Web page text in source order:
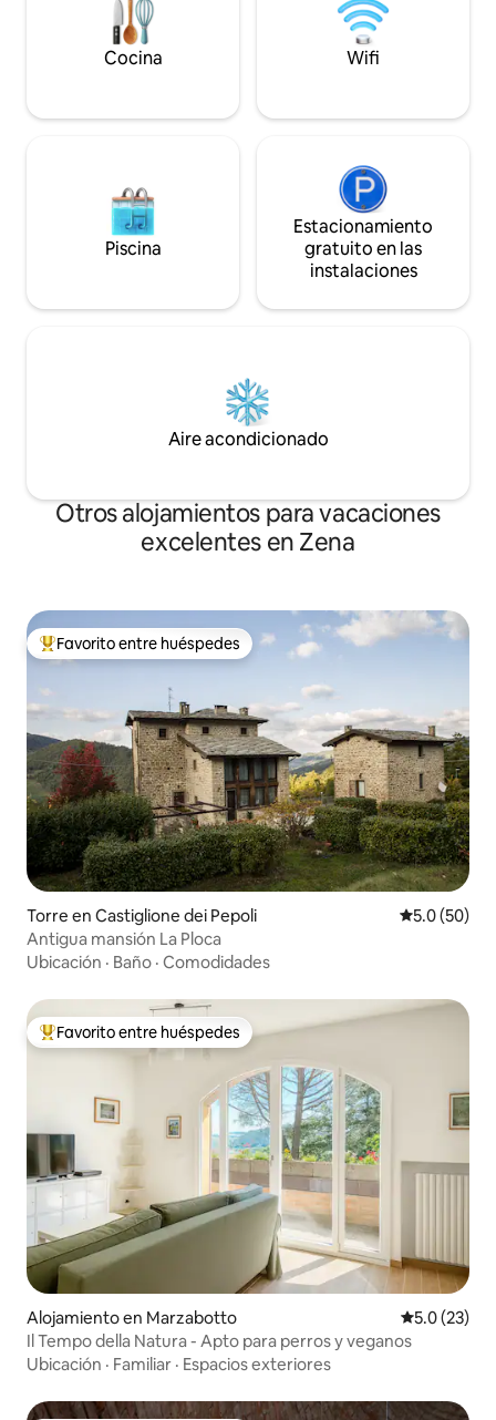
restaurada, ubicada en la cima de una
colina con bosques, con un gran jardín y
rodeada de algarrobos, nogales y olmos,
personas. A tu disposición hay un gran
magnificencia de
sintonizarte para
inolvidable.
Cocina Wifi
Piscina
Estacionamiento
gratuito en las
instalaciones
Aire acondicionado
Otros alojamientos para vacaciones
excelentes en Zena
Favorito entre huéspedes preferido
Favorito entre huéspedes
Torre en Castiglione dei Pepoli Calificación
5.0 (50)
Antigua mansión La Ploca
Ubicación · Baño · Comodidades
Favorito entre huéspedes preferido
Favorito entre huéspedes
Alojamiento en Marzabotto Calificación
5.0 (23)
Il Tempo della Natura - Apto para perros y veganos
Ubicación · Familiar · Espacios exteriores